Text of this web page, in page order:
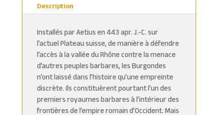
Description
Installés par Aetius en 443 apr. J.-C. sur
l’actuel Plateau suisse, de manière à défendre
l’accès à la vallée du Rhône contre la menace
d’autres peuples barbares, les Burgondes
n’ont laissé dans l’histoire qu’une empreinte
discrète. Ils constituèrent pourtant l’un des
premiers royaumes barbares à l’intérieur des
frontières de l’empire romain d’Occident. Mais